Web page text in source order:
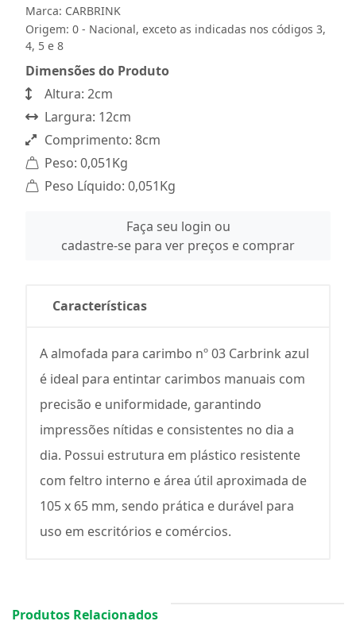
Marca: CARBRINK
Origem: 0 - Nacional, exceto as indicadas nos códigos 3,
4, 5 e 8
Dimensões do Produto
Altura: 2cm
Largura: 12cm
Comprimento: 8cm
Peso: 0,051Kg
Peso Líquido: 0,051Kg
Faça seu login ou
cadastre-se para ver preços e comprar
Características
A almofada para carimbo nº 03 Carbrink azul
é ideal para entintar carimbos manuais com
precisão e uniformidade, garantindo
impressões nítidas e consistentes no dia a
dia. Possui estrutura em plástico resistente
com feltro interno e área útil aproximada de
105 x 65 mm, sendo prática e durável para
uso em escritórios e comércios.
Produtos Relacionados